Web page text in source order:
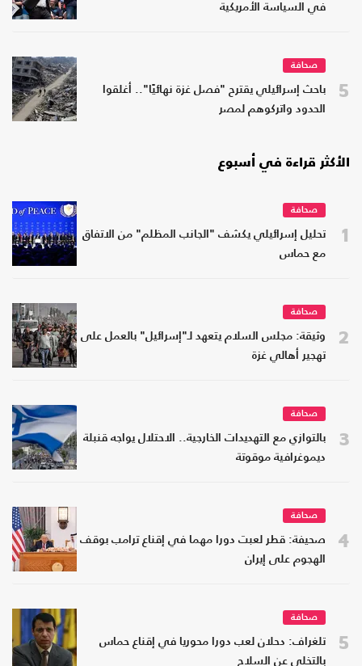
في السياسة الأمريكية
5
صحافة
باحث إسرائيلي يقترح "فصل غزة نهائيًا".. أغلقوا
الحدود واتركوهم لمصر
الأكثر قراءة في أسبوع
1
صحافة
تحليل إسرائيلي يكشف "الجانب المظلم" من الاتفاق
مع حماس
2
صحافة
وثيقة: مجلس السلام يتعهد لـ"إسرائيل" بالعمل على
تهجير أهالي غزة
3
صحافة
بالتوازي مع التهديدات الخارجية.. الاحتلال يواجه قنبلة
ديموغرافية موقوتة
4
صحافة
صحيفة: قطر لعبت دورا مهما في إقناع ترامب بوقف
الهجوم على إيران
5
صحافة
تلغراف: دحلان لعب دورا محوريا في إقناع حماس
بالتخلي عن السلاح